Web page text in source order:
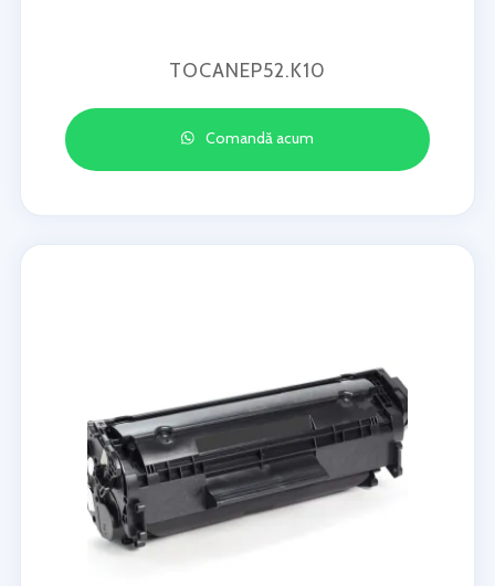
TOCANEP52.K10
Comandă acum